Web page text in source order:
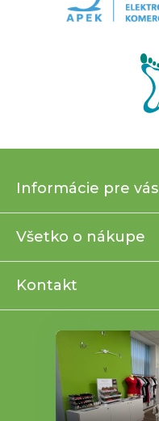
p
t
Informácie pre vás
Všetko o nákupe
Kontakt